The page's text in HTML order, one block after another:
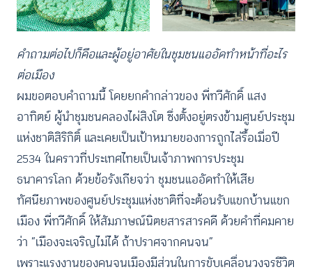
คำถามต่อไปก็คือและผู้อยู่อาศัยในชุมชนแออัดทำหน้าที่อะไร
ต่อเมือง
ผมขอตอบคำถามนี้ โดยยกคำกล่าวของ พี่ทวีศักดิ์ แสง
อาทิตย์ ผู้นำชุมชนคลองไผ่สิงโต ซึ่งตั้งอยู่ตรงข้ามศูนย์ประชุม
แห่งชาติสิริกิติ์ และเคยเป็นเป้าหมายของการถูกไล่รื้อเมื่อปี
2534 ในคราวที่ประเทศไทยเป็นเจ้าภาพการประชุม
ธนาคารโลก ด้วยข้อรังเกียจว่า ชุมชนแออัดทำให้เสีย
ทัศนียภาพของศูนย์ประชุมแห่งชาติที่จะต้อนรับแขกบ้านแขก
เมือง พี่ทวีศักดิ์ ให้สัมภาษณ์นิตยสารสารคดี ด้วยคำที่คมคาย
ว่า “เมืองจะเจริญไม่ได้ ถ้าปราศจากคนจน”
เพราะแรงงานของคนจนเมืองมีส่วนในการขับเคลื่อนวงจรชีวิต